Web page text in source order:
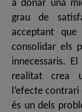
a donar una
grau de
acceptant
consolidar els
innecessaris.
realitat crea
l’efecte
és un dels